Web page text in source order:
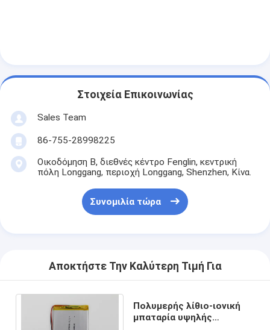
Στοιχεία Επικοινωνίας
Sales Team
86-755-28998225
Οικοδόμηση Β, διεθνές κέντρο Fenglin, κεντρική
πόλη Longgang, περιοχή Longgang, Shenzhen, Κίνα.
Συνομιλία τώρα
Αποκτήστε Την Καλύτερη Τιμή Για
Πολυμερής λίθιο-ιονική
μπαταρία υψηλής